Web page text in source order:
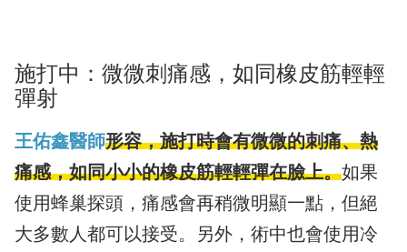
施打中：微微刺痛感，如同橡皮筋輕輕
彈射
王佑鑫醫師形容，施打時會有微微的刺痛、熱
痛感，如同小小的橡皮筋輕輕彈在臉上。如果
使用蜂巢探頭，痛感會再稍微明顯一點，但絕
大多數人都可以接受。另外，術中也會使用冷